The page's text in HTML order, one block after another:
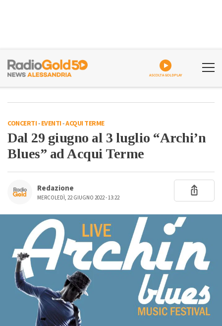
ASCOLTA GOLDPLAY
CONCERTI-EVENTI-ACQUI TERME
Dal 29 giugno al 3 luglio “Archi’n
Blues” ad Acqui Terme
Redazione
MERCOLEDÌ, 22 GIUGNO 2022 - 13:22